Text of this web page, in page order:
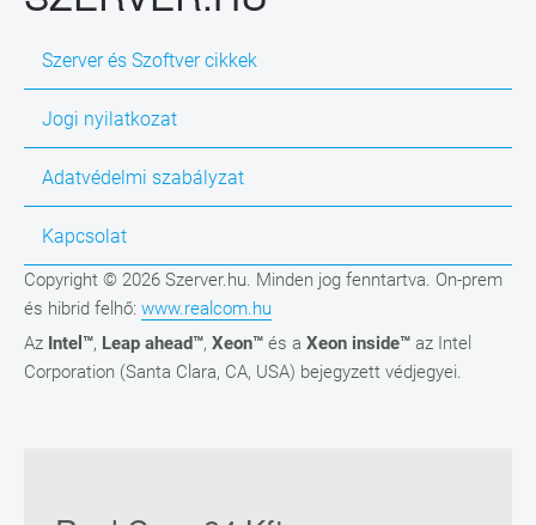
Szerver és Szoftver cikkek
Jogi nyilatkozat
Adatvédelmi szabályzat
Kapcsolat
Copyright © 2026 Szerver.hu. Minden jog fenntartva. On-prem
és hibrid felhő: www.realcom.hu
Az Intel™, Leap ahead™, Xeon™ és a Xeon inside™ az Intel
Corporation (Santa Clara, CA, USA) bejegyzett védjegyei.